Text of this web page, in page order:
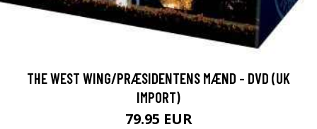
THE WEST WING/PRÆSIDENTENS MÆND - DVD (UK
IMPORT)
79.95 EUR